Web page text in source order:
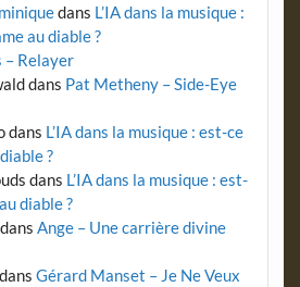
dans L’IA dans la musique :
au diable ?
– Relayer
dans Pat Metheny – Side-Eye
dans L’IA dans la musique : est-ce
?
dans L’IA dans la musique : est-
diable ?
dans Ange – Une carrière divine
Gérard Manset – Je Ne Veux